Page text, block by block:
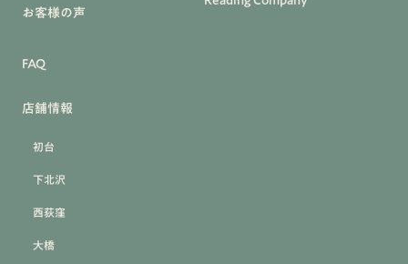
お客様の声
FAQ
店舗情報
初台
下北沢
西荻窪
大橋